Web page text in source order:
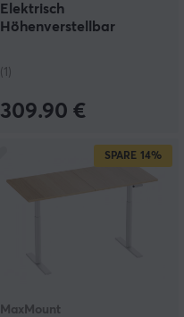
Elektrisch
Höhenverstellbar
(1)
309.90 €
SPARE 14%
MaxMount